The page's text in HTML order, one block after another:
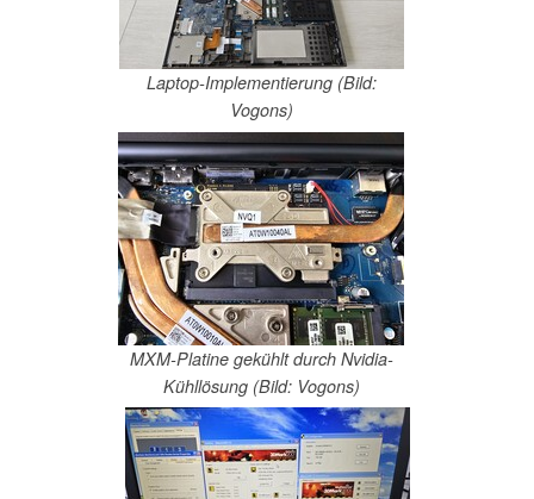
Laptop-Implementierung (Bild:
Vogons)
MXM-Platine gekühlt durch Nvidia-
Kühllösung (Bild: Vogons)